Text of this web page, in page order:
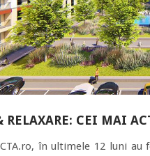
RELAXARE: CEI MAI
în ultimele 12 luni